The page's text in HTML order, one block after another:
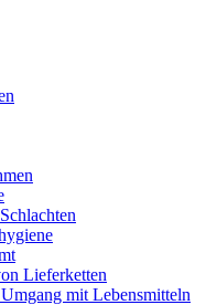
Lieferketten
mit Lebensmitteln